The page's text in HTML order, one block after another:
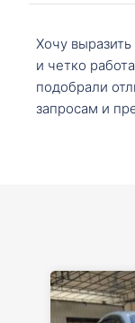
Хочу
и четко
подобрали
запросам и